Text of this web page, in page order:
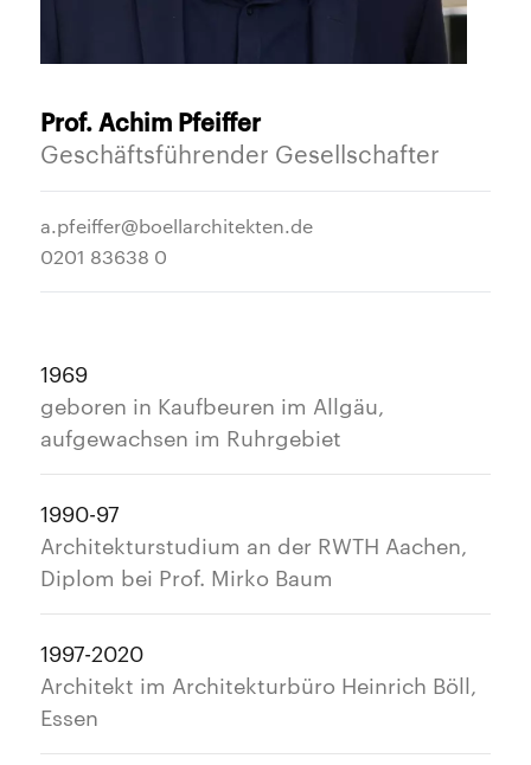
Prof. Achim Pfeiffer
Geschäftsführender Gesellschafter
a.pfeiffer@boellarchitekten.de
0201 83638 0
1969
geboren in Kaufbeuren im Allgäu,
aufgewachsen im Ruhrgebiet
1990-97
Architekturstudium an der RWTH Aachen,
Diplom bei Prof. Mirko Baum
1997-2020
Architekt im Architekturbüro Heinrich Böll,
Essen